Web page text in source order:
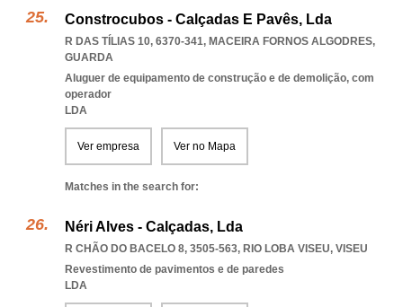
Constrocubos - Calçadas E Pavês, Lda
R DAS TÍLIAS 10, 6370-341, MACEIRA FORNOS ALGODRES,
GUARDA
Aluguer de equipamento de construção e de demolição, com
operador
LDA
Ver empresa Ver no Mapa
Matches in the search for:
Néri Alves - Calçadas, Lda
R CHÃO DO BACELO 8, 3505-563, RIO LOBA VISEU, VISEU
Revestimento de pavimentos e de paredes
LDA